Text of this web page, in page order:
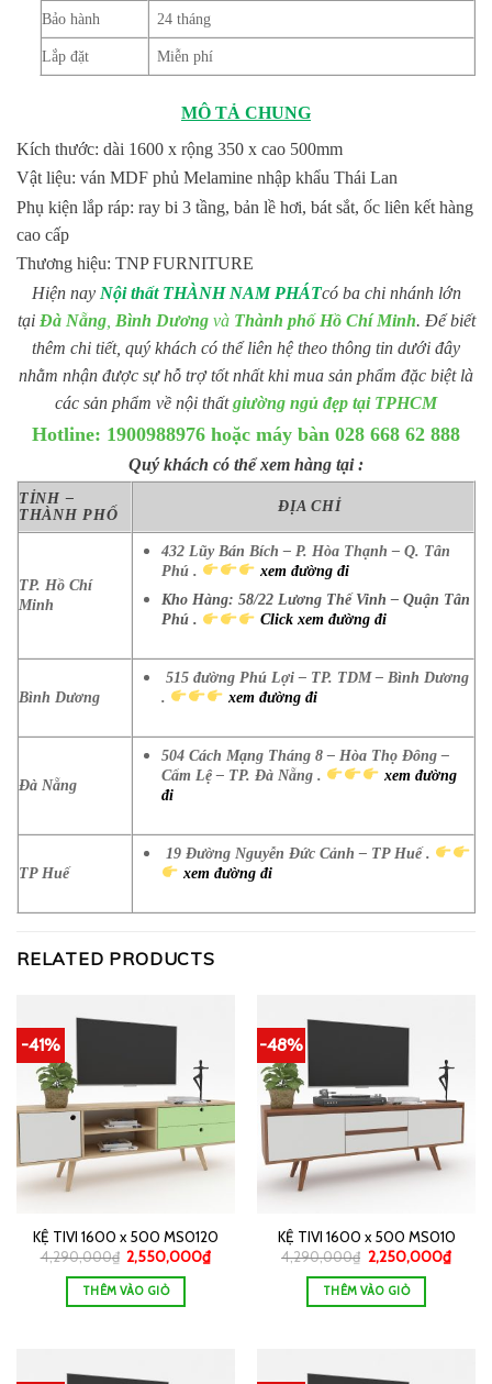
Bảo hành 24 tháng
Lắp đặt Miễn phí
MÔ TẢ CHUNG
Kích thước: dài 1600 x rộng 350 x cao 500mm
Vật liệu: ván MDF phủ Melamine nhập khẩu Thái Lan
Phụ kiện lắp ráp: ray bi 3 tầng, bản lề hơi, bát sắt, ốc liên kết hàng
cao cấp
Thương hiệu: TNP FURNITURE
Hiện nay Nội thất THÀNH NAM PHÁTcó ba chi nhánh lớn
tại Đà Nẵng, Bình Dươngvà Thành phố Hồ Chí Minh. Để biết
thêm chi tiết, quý khách có thể liên hệ theo thông tin dưới đây
nhằm nhận được sự hỗ trợ tốt nhất khi mua sản phẩm đặc biệt là
các sản phẩm về nội thấtgiường ngủ đẹp tại TPHCM
Hotline: 1900988976 hoặc máy bàn 028 668 62 888
Quý khách có thể xem hàng tại :
TỈNH –
THÀNH PHỐ
ĐỊA CHỈ
TP. Hồ Chí
Minh
432 Lũy Bán Bích – P. Hòa Thạnh – Q. Tân
Phú .
xem đường đi
Kho Hàng: 58/22 Lương Thế Vinh – Quận Tân
Phú .
Click xem đường đi
Bình Dương
515 đường Phú Lợi – TP. TDM – Bình Dương
.
xem đường đi
Đà Nẵng
504 Cách Mạng Tháng 8 – Hòa Thọ Đông –
Cẩm Lệ – TP. Đà Nẵng .
xem đường
đi
TP Huế
19 Đường Nguyễn Đức Cảnh – TP Huế .
xem đường đi
RELATED PRODUCTS
-41%
KỆ TIVI 1600 x 500 MS0120
4,290,000₫ 2,550,000₫
THÊM VÀO GIỎ
-48%
KỆ TIVI 1600 x 500 MS010
4,290,000₫ 2,250,000₫
THÊM VÀO GIỎ